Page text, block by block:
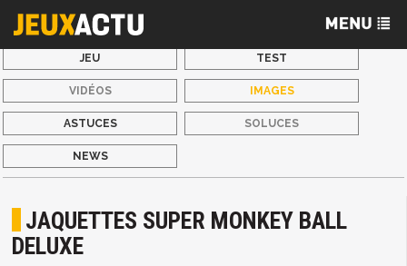
JEU TEST
VIDÉOS IMAGES
ASTUCES SOLUCES
NEWS
JAQUETTES SUPER MONKEY BALL
DELUXE